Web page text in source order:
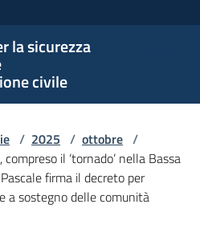
la sicurezza
civile
/ 2025 / ottobre /
il ‘tornado’ nella Bassa
firma il decreto per
a sostegno delle comunità